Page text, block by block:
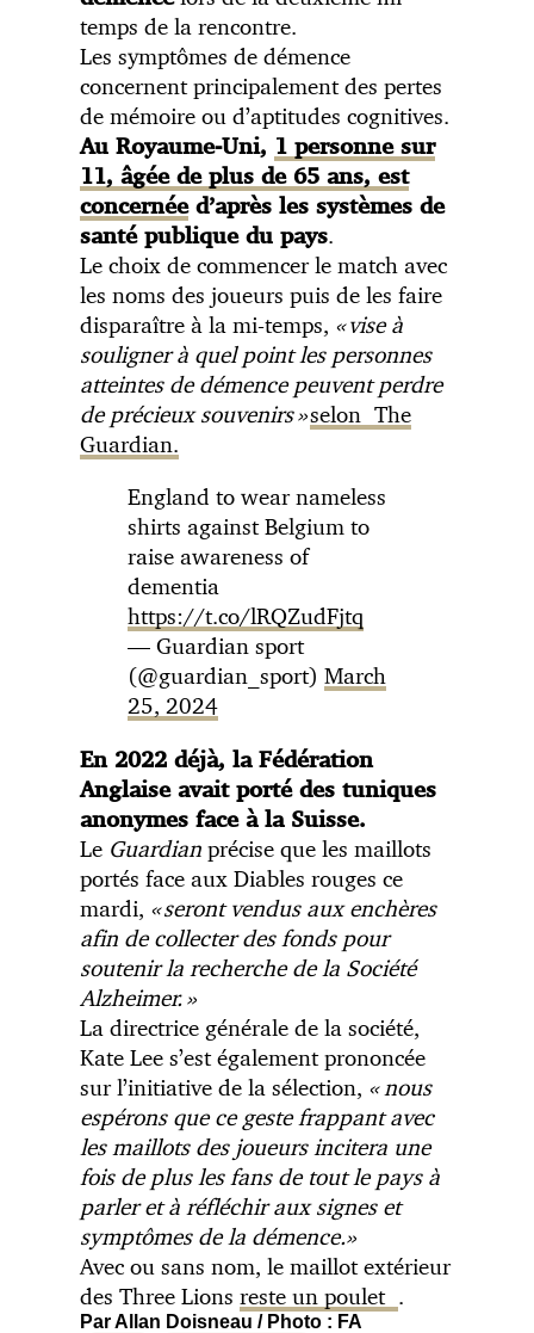
temps de la rencontre.
Les symptômes de démence
concernent principalement des pertes
de mémoire ou d’aptitudes cognitives.
Au Royaume-Uni, 1 personne sur
11, âgée de plus de 65 ans, est
concernéed’après les systèmes de
santé publique du pays.
Le choix de commencer le match avec
les noms des joueurs puis de les faire
disparaître à la mi-temps, « vise à
souligner à quel point les personnes
atteintes de démence peuvent perdre
de précieux souvenirs »selon The
Guardian.
England to wear nameless
shirts against Belgium to
raise awareness of
dementia
https://t.co/lRQZudFjtq
— Guardian sport
(@guardian_sport)March
25, 2024
En 2022 déjà, la Fédération
Anglaise avait porté des tuniques
anonymes face à la Suisse.
Le Guardianprécise que les maillots
portés face aux Diables rouges ce
mardi, « seront vendus aux enchères
afin de collecter des fonds pour
soutenir la recherche de la Société
Alzheimer. »
La directrice générale de la société,
Kate Lee s’est également prononcée
sur l’initiative de la sélection, « nous
espérons que ce geste frappant avec
les maillots des joueurs incitera une
fois de plus les fans de tout le pays à
parler et à réfléchir aux signes et
symptômes de la démence.»
Avec ou sans nom, le maillot extérieur
des Three Lionsreste un poulet .
Par Allan Doisneau / Photo : FA